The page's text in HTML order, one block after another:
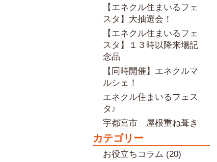
【エネクル住まいるフェ
スタ】大抽選会！
【エネクル住まいるフェ
スタ】１３時以降来場記
念品
【同時開催】エネクルマ
ルシェ！
エネクル住まいるフェス
タ♪
宇都宮市 屋根重ね葺き
カテゴリー
お役立ちコラム (20)